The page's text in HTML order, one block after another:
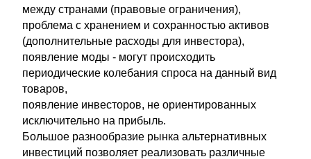
между странами (правовые ограничения),
проблема с хранением и сохранностью активов
(дополнительные расходы для инвестора),
появление моды - могут происходить
периодические колебания спроса на данный вид
товаров,
появление инвесторов, не ориентированных
исключительно на прибыль.
Большое разнообразие рынка альтернативных
инвестиций позволяет реализовать различные